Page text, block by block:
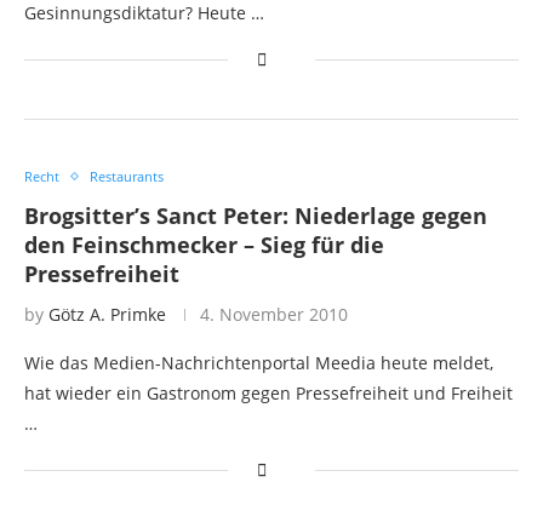
Gesinnungsdiktatur? Heute …
Recht Restaurants
Brogsitter’s Sanct Peter: Niederlage gegen
den Feinschmecker – Sieg für die
Pressefreiheit
by Götz A. Primke 4. November 2010
Wie das Medien-Nachrichtenportal Meedia heute meldet,
hat wieder ein Gastronom gegen Pressefreiheit und Freiheit
…